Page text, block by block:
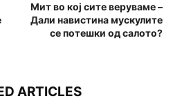
Мит во кој сите веруваме –
Дали навистина мускулите
се потешки од салото?
ARTICLES